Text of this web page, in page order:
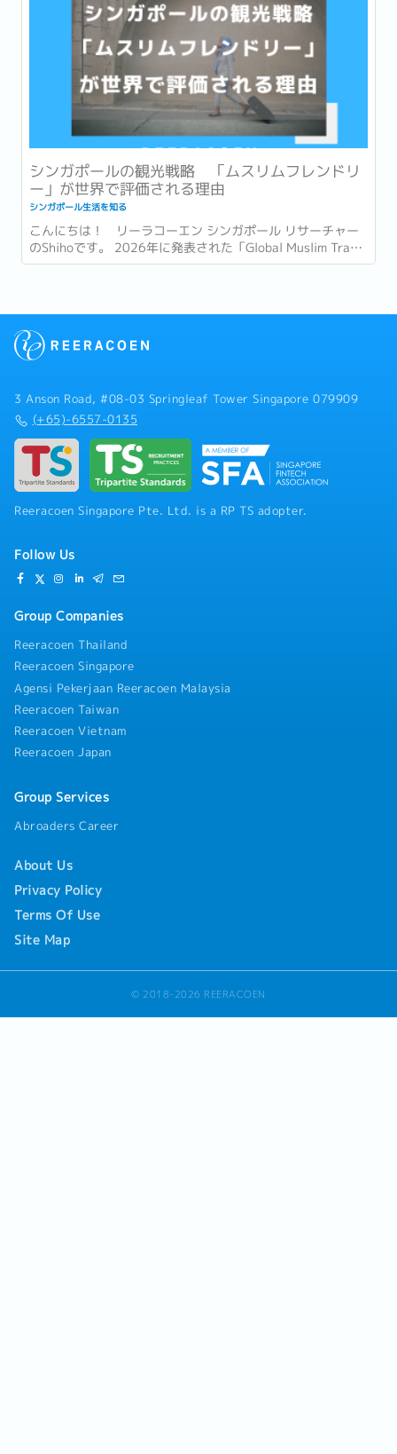
シンガポールの観光戦略 「ムスリムフレンドリ
ー」が世界で評価される理由
シンガポール生活を知る
こんにちは！ リーラコーエン シンガポール リサーチャー
のShihoです。 2026年に発表された「Global Muslim Travel
Index 2026」(GMTI) というムスリム (イスラム教を信仰し
3 Anson Road, #08-03 Springleaf Tower Singapore 079909
(+65)-6557-0135
Reeracoen Singapore Pte. Ltd. is a RP TS adopter.
Follow Us
Group Companies
Reeracoen Thailand
Reeracoen Singapore
Agensi Pekerjaan Reeracoen Malaysia
Reeracoen Taiwan
Reeracoen Vietnam
Reeracoen Japan
Group Services
Abroaders Career
About Us
Privacy Policy
Terms Of Use
Site Map
© 2018-2026 REERACOEN